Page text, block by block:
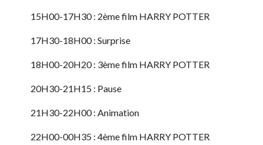
15H00-17H30 : 2ème film HARRY POTTER
17H30-18H00 : Surprise
18H00-20H20 : 3ème film HARRY POTTER
20H30-21H15 : Pause
21H30-22H00 : Animation
22H00-00H35 : 4ème film HARRY POTTER